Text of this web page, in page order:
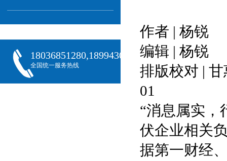
18036851280,18994301288,18068407382
全国统一服务热线
作者 | 杨锐
编辑 | 杨锐
排版校对 |
01
“消息属实，
伏企业相关
据第一财经